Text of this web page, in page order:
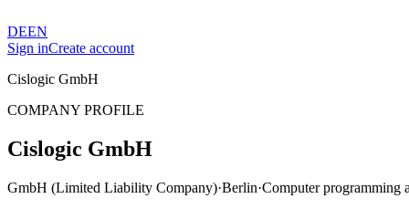
DEEN
Sign inCreate account
Cislogic GmbH
COMPANY PROFILE
Cislogic GmbH
GmbH (Limited Liability Company)·Berlin·Computer programming